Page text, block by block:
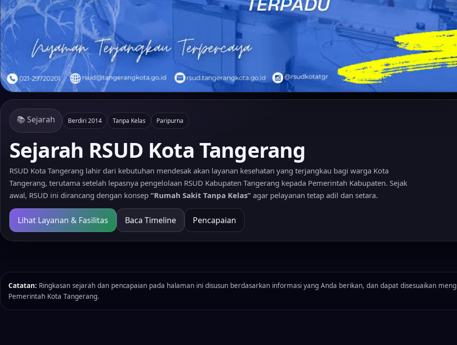
📚 Sejarah Berdiri 2014 Tanpa Kelas Paripurna
Sejarah RSUD Kota Tangerang
RSUD Kota Tangerang lahir dari kebutuhan mendesak akan layanan kesehatan yang terjangkau bagi warga Kota
Tangerang, terutama setelah lepasnya pengelolaan RSUD Kabupaten Tangerang kepada Pemerintah Kabupaten. Sejak
awal, RSUD ini dirancang dengan konsep “Rumah Sakit Tanpa Kelas” agar pelayanan tetap adil dan setara.
Lihat Layanan & Fasilitas Baca Timeline Pencapaian
Catatan: Ringkasan sejarah dan pencapaian pada halaman ini disusun berdasarkan informasi yang Anda berikan, dan dapat disesuaikan
Pemerintah Kota Tangerang.